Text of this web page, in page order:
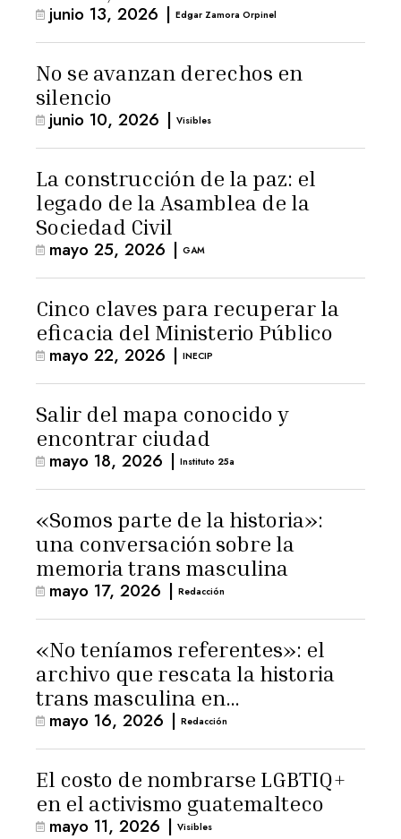
junio 13, 2026 | Edgar Zamora Orpinel
No se avanzan derechos en
silencio
junio 10, 2026 | Visibles
La construcción de la paz: el
legado de la Asamblea de la
Sociedad Civil
mayo 25, 2026 | GAM
Cinco claves para recuperar la
eficacia del Ministerio Público
mayo 22, 2026 | INECIP
Salir del mapa conocido y
encontrar ciudad
mayo 18, 2026 | Instituto 25a
«Somos parte de la historia»:
una conversación sobre la
memoria trans masculina
mayo 17, 2026 | Redacción
«No teníamos referentes»: el
archivo que rescata la historia
trans masculina en
Latinoamérica
mayo 16, 2026 | Redacción
El costo de nombrarse LGBTIQ+
en el activismo guatemalteco
mayo 11, 2026 | Visibles